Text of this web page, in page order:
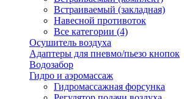
Встраиваемый (закладная)
Навесной противоток
Все категории (4)
Осушитель воздуха
Адаптеры для пневмо/пьезо кнопок
Водозабор
Гидро и аэромассаж
Гидромассажная форсунка